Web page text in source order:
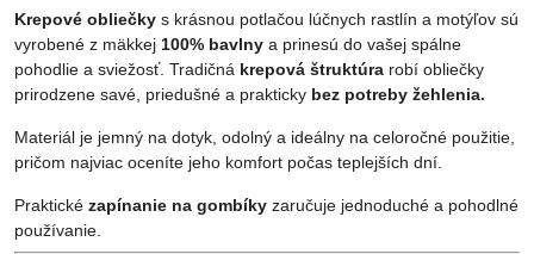
Krepové obliečky s krásnou potlačou lúčnych rastlín a motýľov sú
vyrobené z mäkkej 100% bavlny a prinesú do vašej spálne
pohodlie a sviežosť. Tradičná krepová štruktúra robí obliečky
prirodzene savé, priedušné a prakticky bez potreby žehlenia.
Materiál je jemný na dotyk, odolný a ideálny na celoročné použitie,
pričom najviac oceníte jeho komfort počas teplejších dní.
Praktické zapínanie na gombíky zaručuje jednoduché a pohodlné
používanie.